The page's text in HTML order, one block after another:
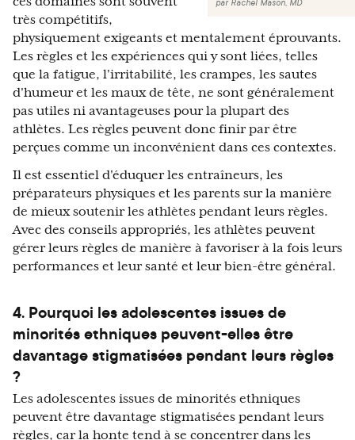
par Rachel Mason, MD
très compétitifs,
physiquement exigeants et mentalement éprouvants.
Les règles et les expériences qui y sont liées, telles
que la fatigue, l'irritabilité, les crampes, les sautes
d'humeur et les maux de tête, ne sont généralement
pas utiles ni avantageuses pour la plupart des
athlètes. Les règles peuvent donc finir par être
perçues comme un inconvénient dans ces contextes.
Il est essentiel d'éduquer les entraîneurs, les
préparateurs physiques et les parents sur la manière
de mieux soutenir les athlètes pendant leurs règles.
Avec des conseils appropriés, les athlètes peuvent
gérer leurs règles de manière à favoriser à la fois leurs
performances et leur santé et leur bien-être général.
4. Pourquoi les adolescentes issues de
minorités ethniques peuvent-elles être
davantage stigmatisées pendant leurs règles
?
Les adolescentes issues de minorités ethniques
peuvent être davantage stigmatisées pendant leurs
règles, car la honte tend à se concentrer dans les